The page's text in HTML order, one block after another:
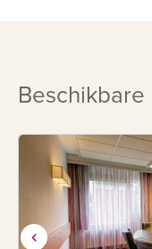
Beschikbare